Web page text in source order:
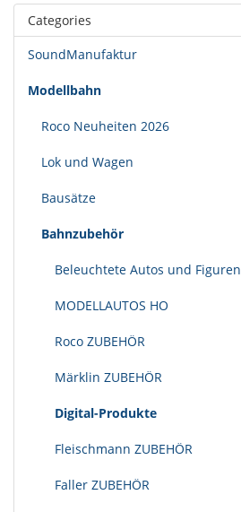
Categories
SoundManufaktur
Modellbahn
Roco Neuheiten 2026
Lok und Wagen
Bausätze
Bahnzubehör
Beleuchtete Autos und Figuren
MODELLAUTOS HO
Roco ZUBEHÖR
Märklin ZUBEHÖR
Digital-Produkte
Fleischmann ZUBEHÖR
Faller ZUBEHÖR